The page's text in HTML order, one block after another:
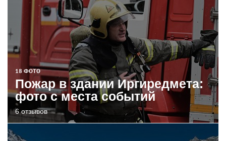
18 ФОТО
Пожар в здании Иргиредмета:
фото с места событий
6 отзывов